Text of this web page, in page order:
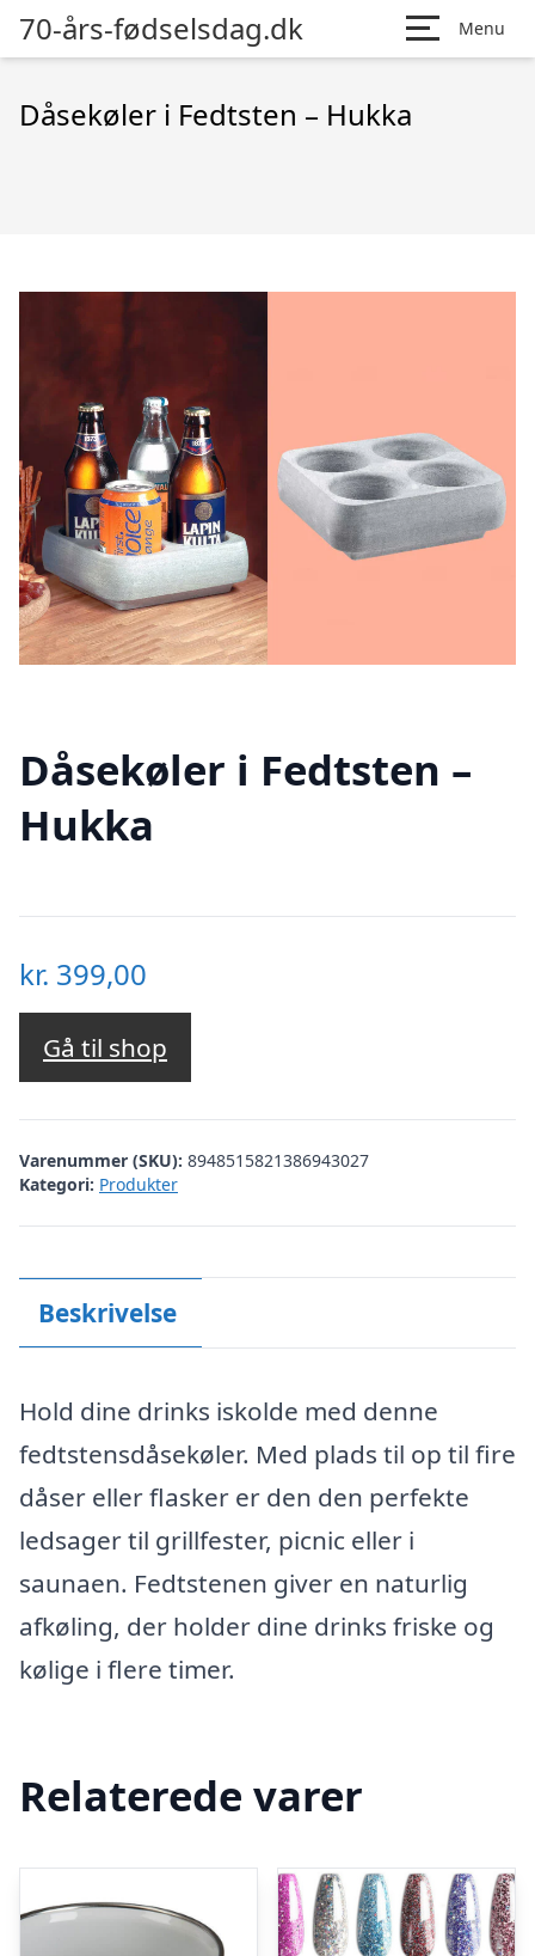
70-års-fødselsdag.dk Menu
Dåsekøler i Fedtsten – Hukka
Dåsekøler i Fedtsten –
Hukka
kr. 399,00
Gå til shop
Varenummer (SKU): 8948515821386943027
Kategori: Produkter
Beskrivelse
Hold dine drinks iskolde med denne
fedtstensdåsekøler. Med plads til op til fire
dåser eller flasker er den den perfekte
ledsager til grillfester, picnic eller i
saunaen. Fedtstenen giver en naturlig
afkøling, der holder dine drinks friske og
kølige i flere timer.
Relaterede varer